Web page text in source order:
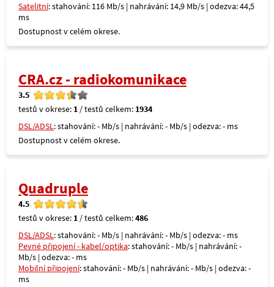
Satelitní: stahování: 116 Mb/s | nahrávání: 14,9 Mb/s | odezva: 44,5
ms
Dostupnost v celém okrese.
CRA.cz - radiokomunikace
3.5
testů v okrese: 1 / testů celkem: 1934
DSL/ADSL: stahování: - Mb/s | nahrávání: - Mb/s | odezva: - ms
Dostupnost v celém okrese.
Quadruple
4.5
testů v okrese: 1 / testů celkem:486
DSL/ADSL: stahování: - Mb/s | nahrávání: - Mb/s | odezva: - ms
Pevné připojení - kabel/optika: stahování: - Mb/s | nahrávání: -
Mb/s | odezva: - ms
Mobilní připojení: stahování: - Mb/s | nahrávání: - Mb/s | odezva: -
ms